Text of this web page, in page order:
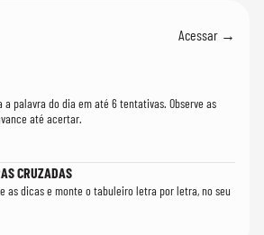
Acessar →
a palavra do dia em até 6 tentativas. Observe as
até acertar.
CRUZADAS
as dicas e monte o tabuleiro letra por letra, no seu